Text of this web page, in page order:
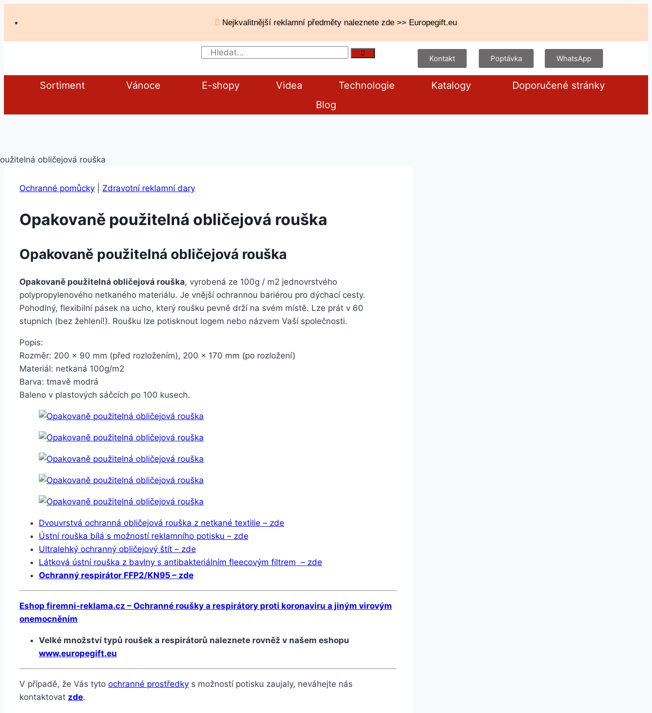
Nejkvalitnější reklamní předměty naleznete zde >> Europegift.eu
Kontakt Poptávka WhatsApp
Sortiment Vánoce E-shopy Videa Technologie Katalogy
Doporučené stránky
Blog
Ochranné pomůcky Zdravotní reklamní dary
Opakovaně použitelná obličejová rouška
Opakovaně použitelná obličejová rouška
Opakovaně použitelná obličejová rouška, vyrobená ze 100g / m2 jednovrstvého
polypropylenového netkaného materiálu. Je vnější ochrannou bariérou pro dýchací cesty.
Pohodlný, flexibilní pásek na ucho, který roušku pevně drží na svém místě. Lze prát v 60
stupních (bez žehlení!). Roušku lze potisknout logem nebo názvem Vaší společnosti.
Popis:
Rozměr: 200 x 90 mm (před rozložením), 200 x 170 mm (po rozložení)
Materiál: netkaná 100g/m2
Barva: tmavě modrá
Baleno v plastových sáčcích po 100 kusech.
Dvouvrstvá ochranná obličejová rouška z netkané textilie – zde
Ústní rouška bílá s možností reklamního potisku – zde
Ultralehký ochranný obličejový štít – zde
Látková ústní rouška z bavlny s antibakteriálním fleecovým filtrem – zde
Ochranný respirátor FFP2/KN95 – zde
Eshop firemni-reklama.cz – Ochranné roušky a respirátory proti koronaviru a jiným virovým
onemocněním
Velké množství typů roušek a respirátorů naleznete rovněž v našem eshopu
www.europegift.eu
V případě, že Vás tyto ochranné prostředky s možností potisku zaujaly, neváhejte nás
kontaktovat zde.